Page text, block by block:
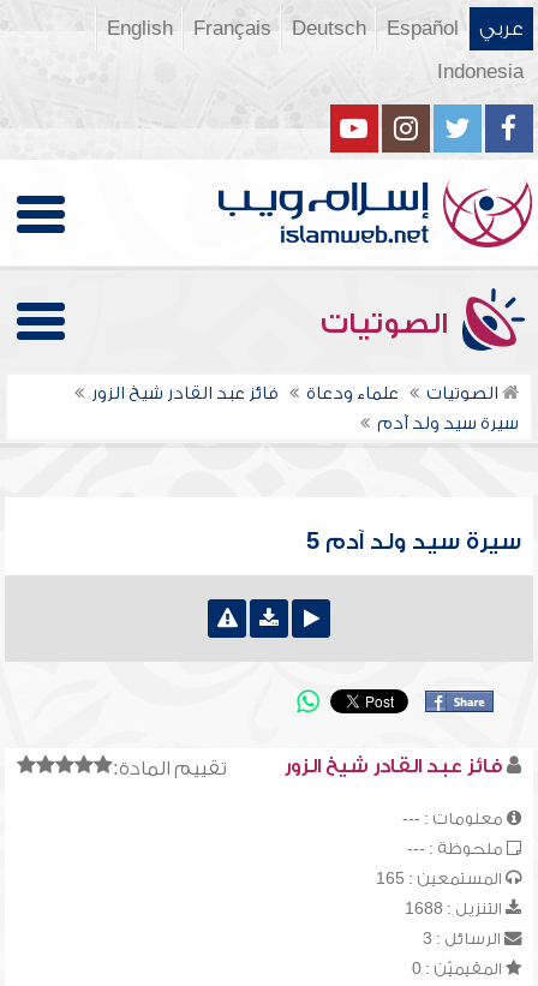
عربي Español
Deutsch
Français
English
Indonesia
الصوتيات
الصوتيات علماء ودعاة
فائز عبد القادر شيخ الزور
سيرة سيد ولد آدم
سيرة سيد ولد آدم 5
تقييم المادة: فائز عبد القادر شيخ الزور
معلومات : ---
ملحوظة : ---
المستمعين : 165
التنزيل : 1688
الرسائل : 3
المقيميّن : 0